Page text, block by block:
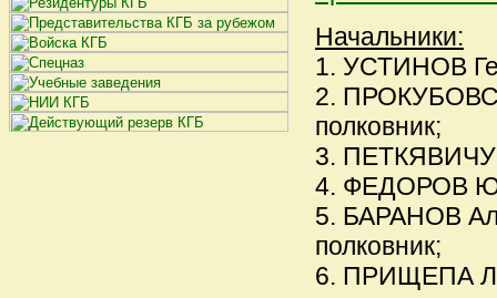
Начальники:
1. УСТИНОВ
2.
полковник;
3.
4. ФЕДОРОВ
5. БАРАНОВ
полковник;
6. ПРИЩЕПА